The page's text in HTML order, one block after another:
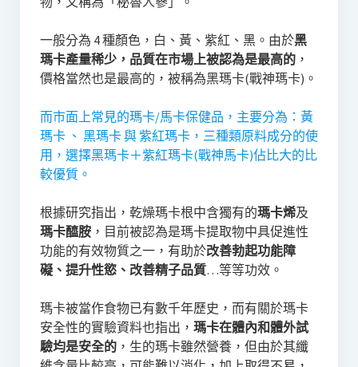
一般分為 4 種顏色，白、黃、紫紅、黑。由於黑
瑪卡產量稀少，品質在市場上被認為是最高的，
價格當然也是最高的，被稱為黑瑪卡(戰神瑪卡)。
而市面上常見的瑪卡/馬卡保健品，主要分為：黃
瑪卡 、 黑瑪卡 與 紫紅瑪卡，三種類原料成分的使
用，選擇黑瑪卡＋紫紅瑪卡(戰神馬卡)佔比大的比
較優質。
根據研究指出，乾燥瑪卡根中含獨有的瑪卡烯及
瑪卡醯胺，目前被認為是瑪卡提取物中具促進性
功能的有效物質之一，有助於改善勃起功能障
礙、提升性慾、改善精子品質…等等功效。
瑪卡被當作食物已有數千年歷史，而有關於瑪卡
安全性的實驗資料也指出， 瑪卡在體內和體外試
驗均是安全的，生的瑪卡雖然營養，但由於其纖